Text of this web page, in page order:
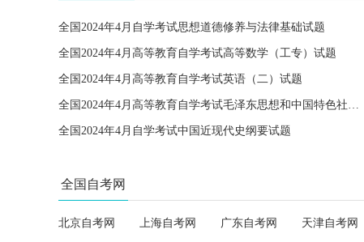
全国2024年4月自学考试思想道德修养与法律基础试题
全国2024年4月高等教育自学考试高等数学（工专）试题
全国2024年4月高等教育自学考试英语（二）试题
全国2024年4月高等教育自学考试毛泽东思想和中国特色社会主义理论体系概论试题
全国2024年4月自学考试中国近现代史纲要试题
全国自考网
北京自考网 上海自考网 广东自考网 天津自考网